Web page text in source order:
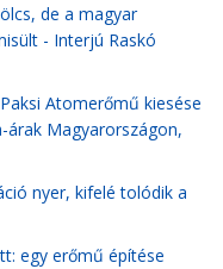
de a magyar
- Interjú Raskó
Atomerőmű kiesése
árak Magyarországon,
nyer, kifelé tolódik a
egy erőmű építése